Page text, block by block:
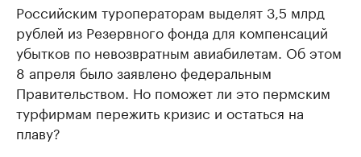
Российским туроператорам выделят 3,5 млрд
рублей из Резервного фонда для компенсаций
убытков по невозвратным авиабилетам. Об этом
8 апреля было заявлено федеральным
Правительством. Но поможет ли это пермским
турфирмам пережить кризис и остаться на
плаву?